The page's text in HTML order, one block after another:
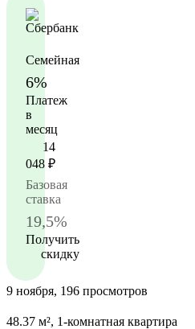
Семейная
6%
Платеж
в
месяц
14
048 ₽
Базовая
ставка
19,5%
Получить
скидку
9 ноября, 196 просмотров
48.37 м², 1-комнатная квартира